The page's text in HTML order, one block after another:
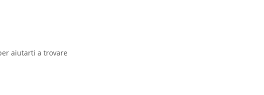
aiutarti a trovare